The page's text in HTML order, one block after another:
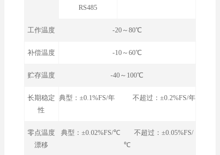
RS485
工作温度 -20～80℃
补偿温度 -10～60℃
贮存温度 -40～100℃
长期稳定
性
典型：±0.1%FS/年 不超过：±0.2%FS/年
零点温度
漂移
典型：±0.02%FS/℃ 不超过：±0.05%FS/
℃